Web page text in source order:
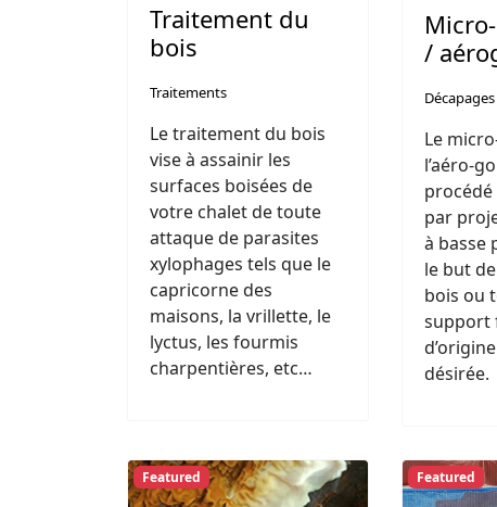
Traitement du
bois
Traitements
Le traitement du bois
vise à assainir les
surfaces boisées de
votre chalet de toute
attaque de parasites
xylophages tels que le
capricorne des
maisons, la vrillette, le
lyctus, les fourmis
charpentières, etc…
/
Décapages
Le
l’aéro-
procédé
par
à basse
le but
bois ou
support
désirée.
Featured Featured